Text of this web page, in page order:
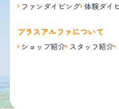
ファンダイビング 体験ダイ
プラスアルファについて
ショップ紹介 スタッフ紹介